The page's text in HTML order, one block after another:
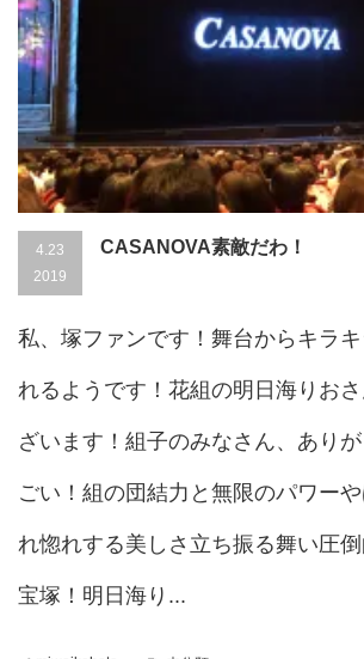
4.23
2019
CASANOVA素敵だわ！
私、塚ファンです！舞台からキラ
れるようです！花組の明日海りお
ざいます！組子のみなさん、あり
ごい！組の団結力と無限のパワー
れ惚れする美しさ立ち振る舞い圧
宝塚！明日海り...